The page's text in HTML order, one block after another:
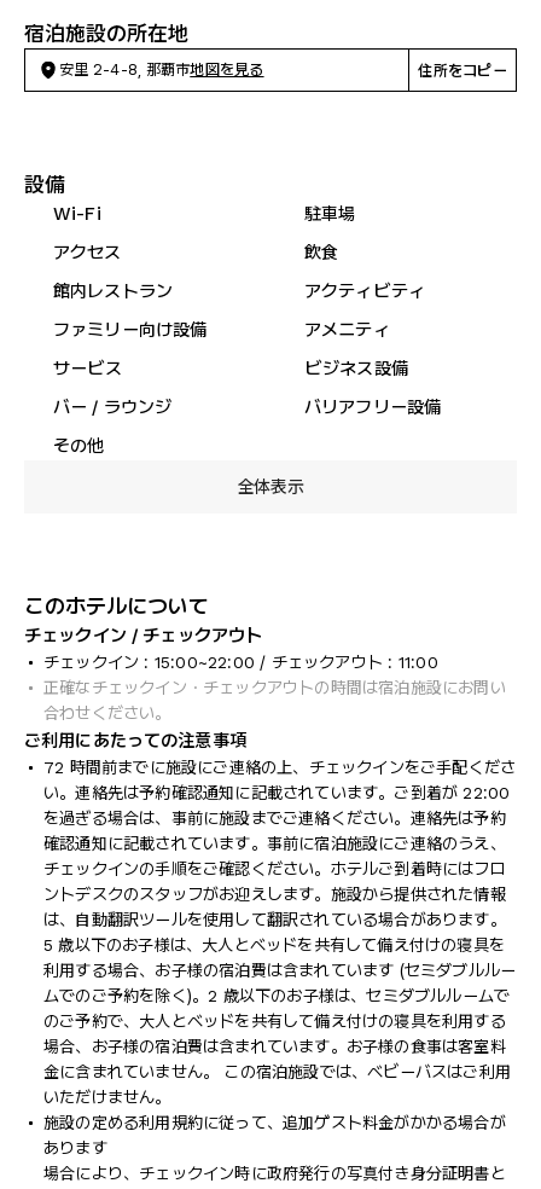
宿泊施設の所在地
安里 2-4-8, 那覇市地図を見る 住所をコピー
設備
Wi-Fi
駐車場
アクセス
飲食
館内レストラン
アクティビティ
ファミリー向け設備
アメニティ
サービス
ビジネス設備
バー / ラウンジ
バリアフリー設備
その他
全体表示
このホテルについて
チェックイン / チェックアウト
チェックイン : 15:00~22:00 / チェックアウト : 11:00
正確なチェックイン・チェックアウトの時間は宿泊施設にお問い
合わせください。
ご利用にあたっての注意事項
72 時間前までに施設にご連絡の上、チェックインをご手配くださ
い。連絡先は予約確認通知に記載されています。ご到着が 22:00
を過ぎる場合は、事前に施設までご連絡ください。連絡先は予約
確認通知に記載されています。事前に宿泊施設にご連絡のうえ、
チェックインの手順をご確認ください。ホテルご到着時にはフロ
ントデスクのスタッフがお迎えします。施設から提供された情報
は、自動翻訳ツールを使用して翻訳されている場合があります。
5 歳以下のお子様は、大人とベッドを共有して備え付けの寝具を
利用する場合、お子様の宿泊費は含まれています (セミダブルルー
ムでのご予約を除く)。2 歳以下のお子様は、セミダブルルームで
のご予約で、大人とベッドを共有して備え付けの寝具を利用する
場合、お子様の宿泊費は含まれています。お子様の食事は客室料
金に含まれていません。 この宿泊施設では、ベビーバスはご利用
いただけません。
施設の定める利用規約に従って、追加ゲスト料金がかかる場合が
あります
場合により、チェックイン時に政府発行の写真付き身分証明書と